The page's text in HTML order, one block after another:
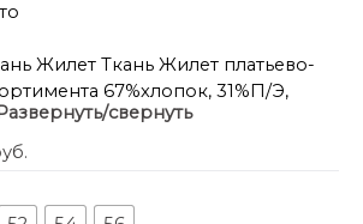
Жилет Ткань Жилет платьево-
67%хлопок, 31%П/Э,
платьево-костюмного
Э, 33%вискоза, 2%спандекс
Развернуть/свернуть